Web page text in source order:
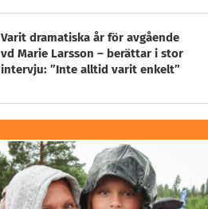
Varit dramatiska år för avgående
vd Marie Larsson – berättar i stor
intervju: ”Inte alltid varit enkelt”